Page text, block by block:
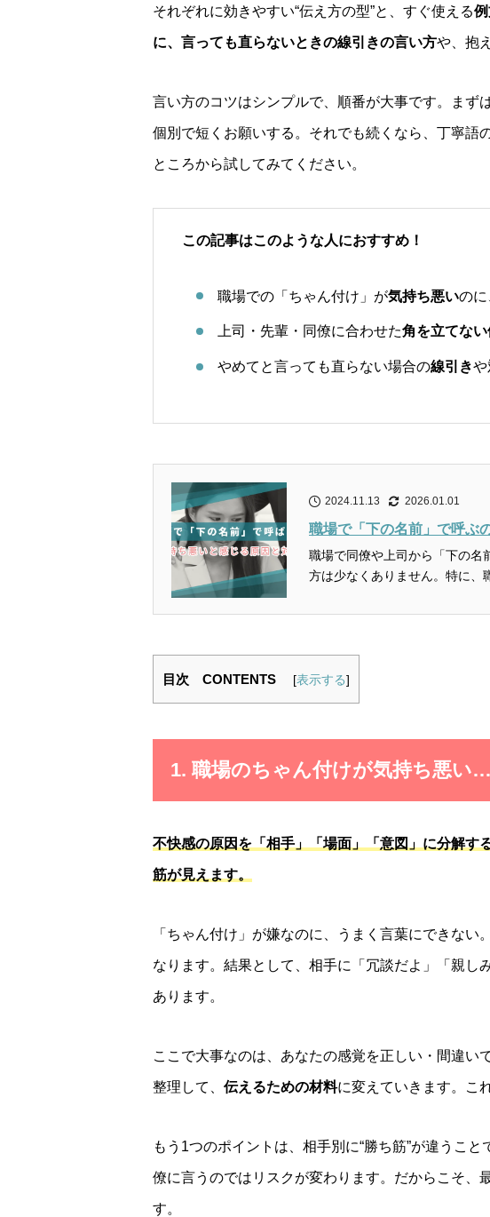
それぞれに効きやすい“伝え方の型”と、すぐ使える
に、言っても直らないときの線引きの言い方や、抱
言い方のコツはシンプルで、順番が大事です。まず
個別で短くお願いする。それでも続くなら、丁寧語
ところから試してみてください。
この記事はこのような人におすすめ！
職場での「ちゃん付け」が気持ち悪いのに
上司・先輩・同僚に合わせた角を立てな
やめてと言っても直らない場合の線引きや
2024.11.13 2026.01.01
職場で「下の名前」で呼ぶ
職場で同僚や上司から「下の名
方は少なくありません。特に、
目次 CONTENTS [表示する]
1. 職場のちゃん付けが気持ち悪い
不快感の原因を「相手」「場面」「意図」に分解す
筋が見えます。
「ちゃん付け」が嫌なのに、うまく言葉にできない
なります。結果として、相手に「冗談だよ」「親し
あります。
ここで大事なのは、あなたの感覚を正しい・間違い
整理して、 伝えるための材料に変えていきます。こ
もう1つのポイントは、相手別に“勝ち筋”が違うこ
僚に言うのではリスクが変わります。だからこそ、
す。